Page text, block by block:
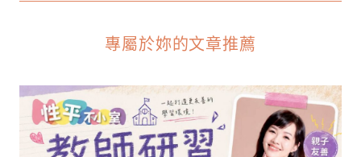
專屬於妳的文章推薦